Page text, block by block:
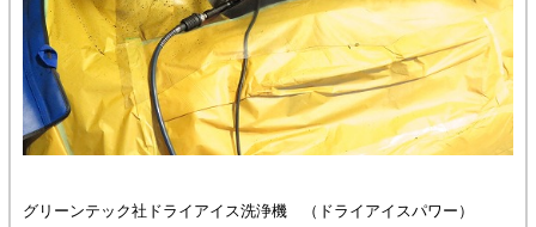
グリーンテック社ドライアイス洗浄機 （ドライアイスパワー）